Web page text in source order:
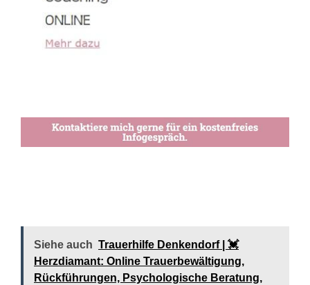
Siehe auch Trauerhilfe Denkendorf | 💓️️
Herzdiamant: Online Trauerbewältigung,
Rückführungen, Psychologische Beratung,